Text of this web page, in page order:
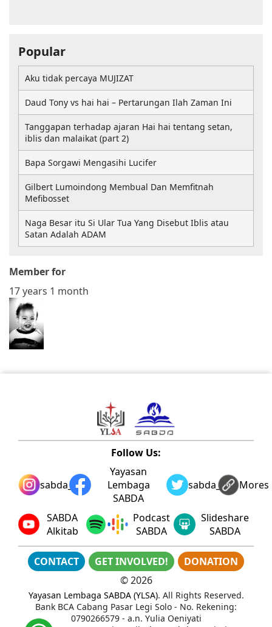
Member for
17 years 1 month
Popular
Aku tidak percaya MUJIZAT
Daud Tony vs hai hai – Pertarungan Ilah Zaman Ini
Tanggapan terhadap ajaran Hai hai tentang setan,
iblis dan malaikat (part 2)
Bapa Sorgawi Mengasihi Lucifer
Gilbert Lumoindong Membual Dan Memfitnah
Mefibosset
Naga Besar itu Si Ular Tua Yang Disebut Iblis atau
Satan Adalah ADAM
Follow Us:
sabda_ylsa
Yayasan
Lembaga
SABDA
sabda_ylsaMores
SABDA
Alkitab
Podcast
SABDA
Slideshare
SABDA
CONTACT GET INVOLVED!
DONATION
©2026
Yayasan Lembaga SABDA (YLSA). All Rights Reserved.
Bank BCA Cabang Pasar Legi Solo - No. Rekening:
0790266579 - a.n. Yulia Oeniyati